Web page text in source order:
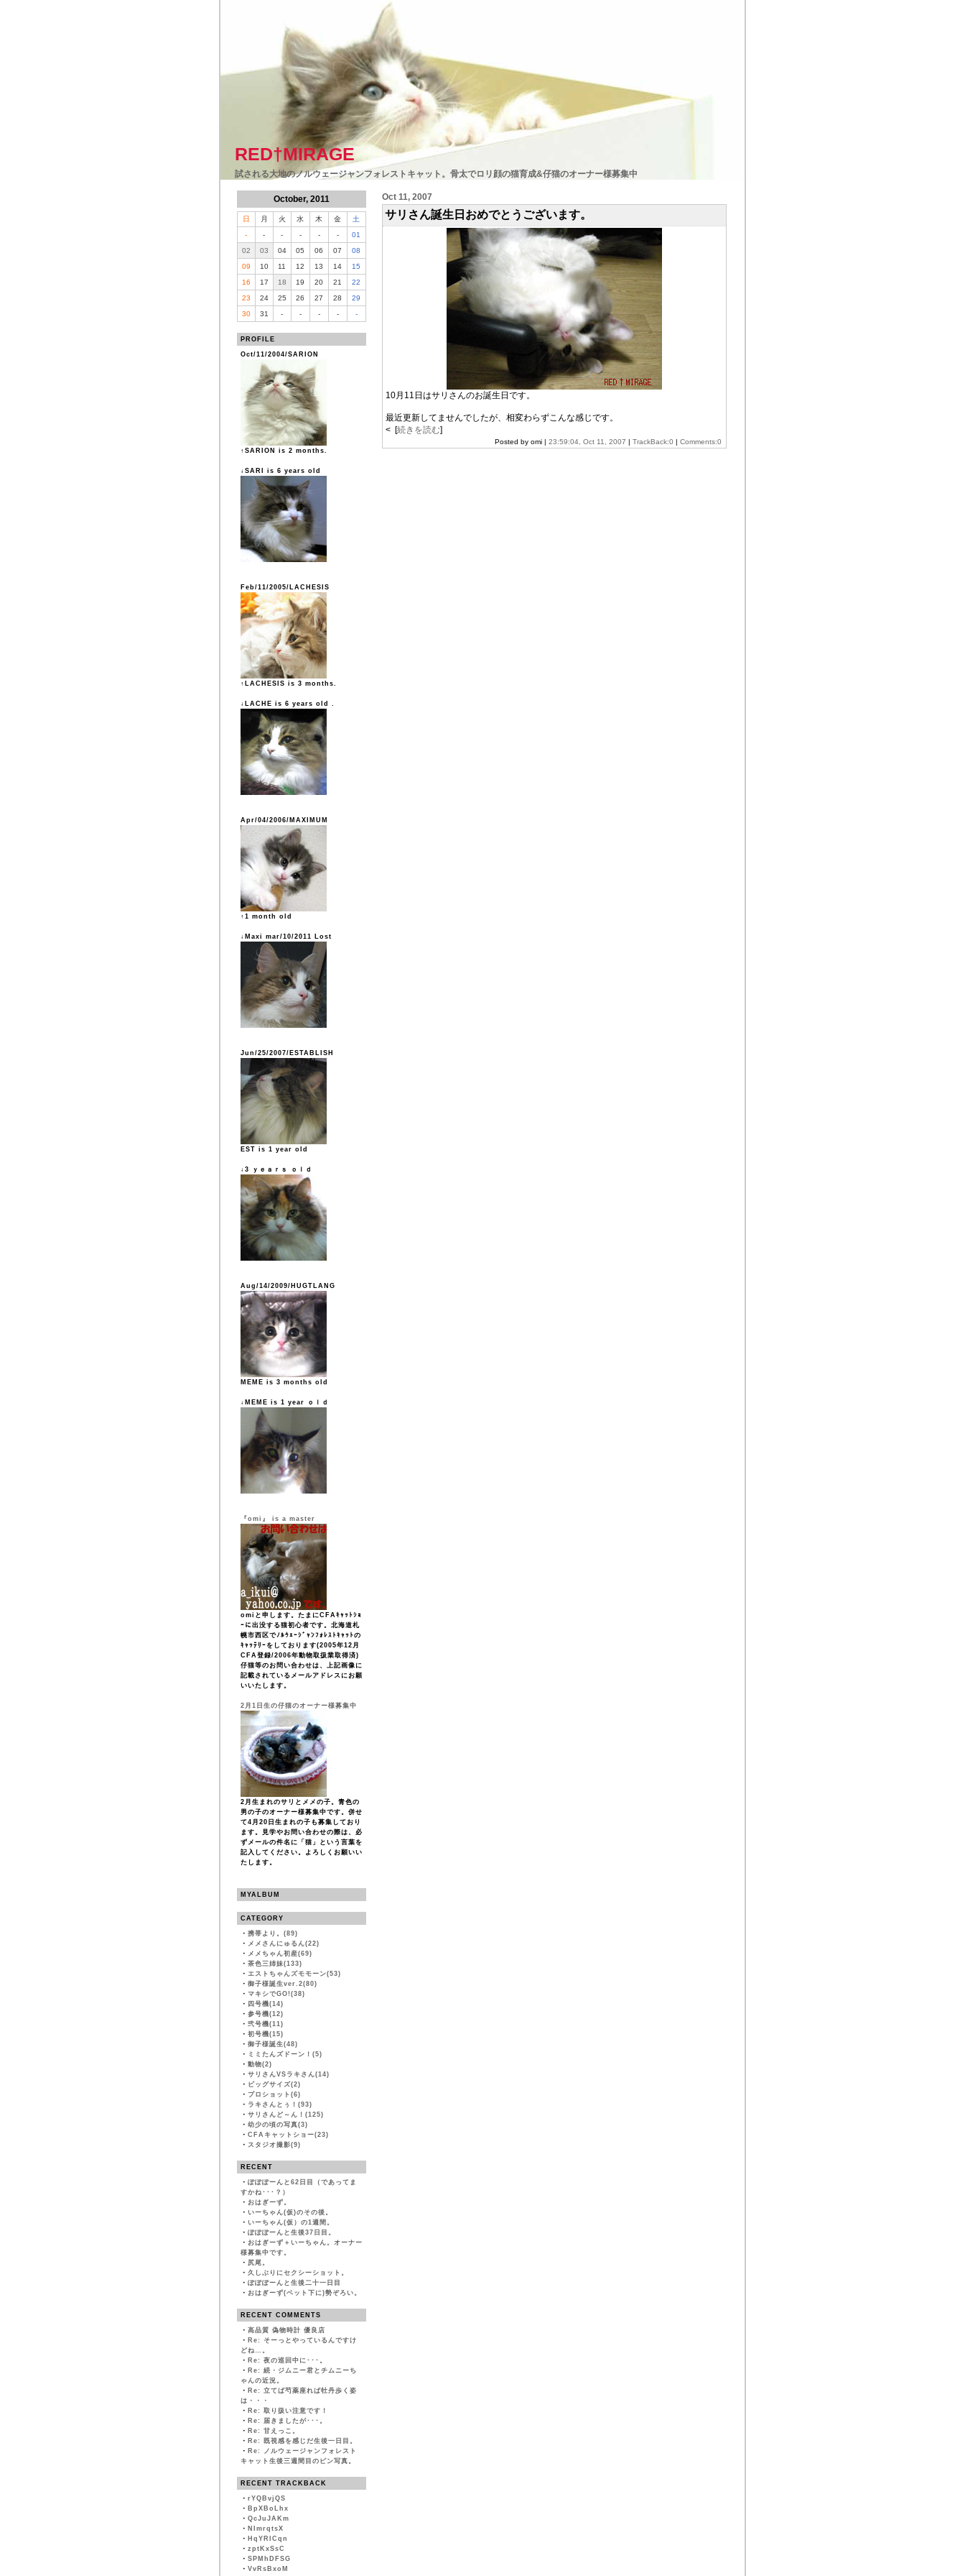
RED†MIRAGE
試される大地のノルウェージャンフォレストキャット。骨太でロリ顔の猫育成&仔猫のオーナー様募集中
October, 2011
日 月 火 水 木 金
土
-
- - - - -
01
02
03 04 05 06 07
08
09
10 11 12 13 14
15
16
17 18 19 20 21
22
23
24 25 26 27 28
29
30
31 - - - - -
PROFILE
Oct/11/2004/SARION
↑SARION is 2 months.
↓SARI is 6 years old
Feb/11/2005/LACHESIS
↑LACHESIS is 3 months.
↓LACHE is 6 years old .
Apr/04/2006/MAXIMUM
↑1 month old
↓Maxi mar/10/2011 Lost
Jun/25/2007/ESTABLISH
EST is 1 year old
↓3 ｙｅａｒｓ ｏｌｄ
Aug/14/2009/HUGTLANG
MEME is 3 months old
↓MEME is 1 year ｏｌｄ
『omi』 is a master
omiと申します。たまにCFAｷｬｯﾄｼｮ
ｰに出没する猫初心者です。北海道札
幌市西区でﾉﾙｳｪｰｼﾞｬﾝﾌｫﾚｽﾄｷｬｯﾄの
ｷｬｯﾃﾘｰをしております(2005年12月
CFA登録/2006年動物取扱業取得済)
仔猫等のお問い合わせは、上記画像に
記載されているメールアドレスにお願
いいたします。
2月1日生の仔猫のオーナー様募集中
2月生まれのサリとメメの子。青色の
男の子のオーナー様募集中です。併せ
て4月20日生まれの子も募集しており
ます。見学やお問い合わせの際は、必
ずメールの件名に「猫」という言葉を
記入してください。よろしくお願いい
たします。
MYALBUM
CATEGORY
・ 携帯より。(89)
・ メメさんにゅるん(22)
・ メメちゃん初産(69)
・ 茶色三姉妹(133)
・ エストちゃんズモモーン(53)
・ 御子様誕生ver.2(80)
・ マキシでGO!(38)
・ 四号機(14)
・ 参号機(12)
・ 弐号機(11)
・ 初号機(15)
・ 御子様誕生(48)
・ ミミたんズドーン！(5)
・ 動物(2)
・ サリさんVSラキさん(14)
・ ビッグサイズ(2)
・ プロショット(6)
・ ラキさんとぅ！(93)
・ サリさんど～ん！(125)
・ 幼少の頃の写真(3)
・ CFAキャットショー(23)
・ スタジオ撮影(9)
RECENT
・ ぽぽぽーんと62日目（であってま
すかね･･･？）
・ おはぎーず。
・ いーちゃん(仮)のその後。
・ いーちゃん(仮）の1週間。
・ ぽぽぽーんと生後37日目。
・ おはぎーず＋いーちゃん。オーナー
様募集中です。
・ 尻尾。
・ 久しぶりにセクシーショット。
・ ぽぽぽーんと生後二十一日目
・ おはぎーず(ベット下に)勢ぞろい。
RECENT COMMENTS
・ 高品質 偽物時計 優良店
・ Re: そーっとやっているんですけ
どね…。
・ Re: 夜の巡回中に･･･。
・ Re: 続・ジムニー君とチムニーち
ゃんの近況。
・ Re: 立てば芍薬座れば牡丹歩く姿
は・・・
・ Re: 取り扱い注意です！
・ Re: 届きましたが･･･。
・ Re: 甘えっこ。
・ Re: 既視感を感じだ生後一日目。
・ Re: ノルウェージャンフォレスト
キャット生後三週間目のピン写真。
RECENT TRACKBACK
・ rYQBvjQS
・ BpXBoLhx
・ QcJuJAKm
・ NImrqtsX
・ HqYRlCqn
・ zptKxSsC
・ SPMhDFSG
・ VvRsBxoM
Oct 11, 2007
サリさん誕生日おめでとうございます。
10月11日はサリさんのお誕生日です。
最近更新してませんでしたが、相変わらずこんな感じです。
< [続きを読む]
Posted by omi | 23:59:04, Oct 11, 2007 | TrackBack:0 | Comments:0